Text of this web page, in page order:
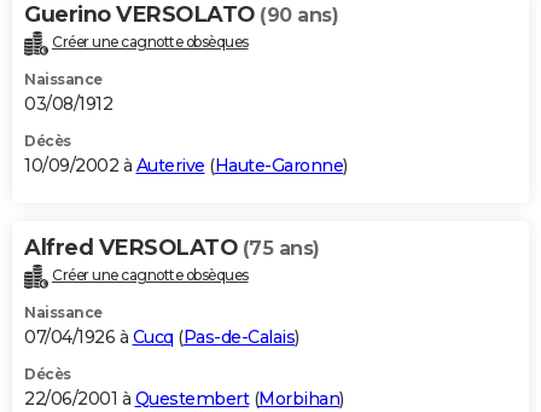
Guerino VERSOLATO (90 ans)
Créer une cagnotte obsèques
Naissance
03/08/1912
Décès
10/09/2002 à Auterive (Haute-Garonne)
Alfred VERSOLATO (75 ans)
Créer une cagnotte obsèques
Naissance
07/04/1926 à Cucq (Pas-de-Calais)
Décès
22/06/2001 à Questembert(Morbihan)